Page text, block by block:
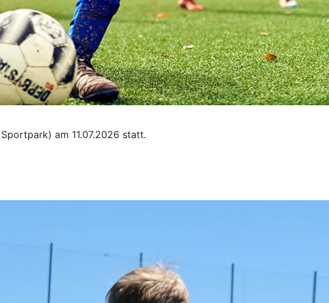
am 11.07.2026 statt.